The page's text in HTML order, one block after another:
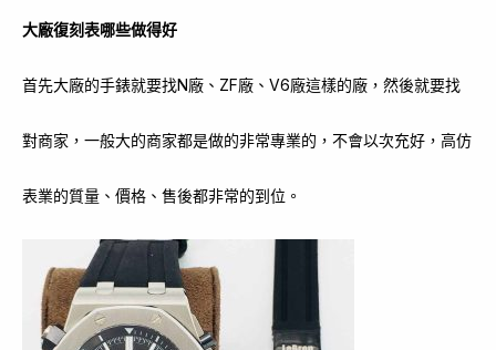
大廠復刻表哪些做得好
首先大廠的手錶就要找N廠、ZF廠、V6廠這樣的廠，然後就要找
對商家，一般大的商家都是做的非常專業的，不會以次充好，高仿
表業的質量、價格、售後都非常的到位。